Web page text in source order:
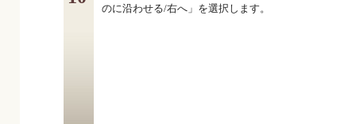
のに沿わせる/右へ」を選択します。